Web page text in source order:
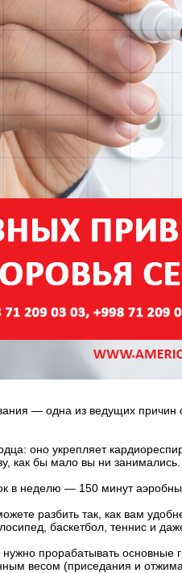
— одна из ведущих причин
оно укрепляет
как бы мало вы ни
в неделю — 150 минут
разбить так, как вам
баскетбол, теннис и
прорабатывать основные
весом (приседания и